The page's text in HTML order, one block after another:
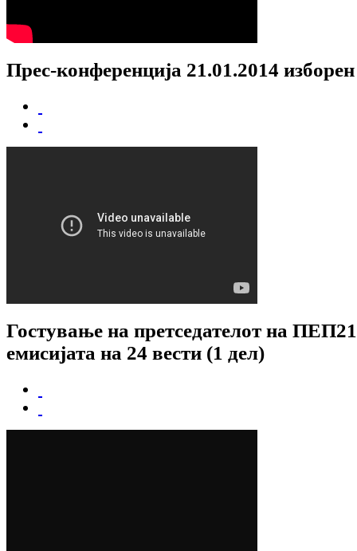
Прес-конференција 21.01.2014
Гостување на претседателот на
емисијата на 24 вести (1 дел)